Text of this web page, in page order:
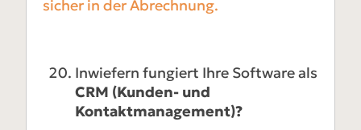
sicher in der Abrechnung.
Inwiefern fungiert Ihre Software als
CRM (Kunden- und
Kontaktmanagement)?